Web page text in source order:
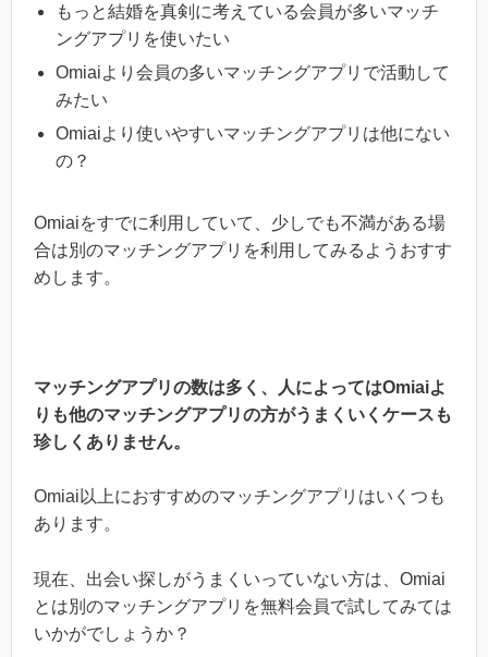
もっと結婚を真剣に考えている会員が多いマッチ
ングアプリを使いたい
Omiaiより会員の多いマッチングアプリで活動して
みたい
Omiaiより使いやすいマッチングアプリは他にない
の？
Omiaiをすでに利用していて、少しでも不満がある場
合は別のマッチングアプリを利用してみるようおすす
めします。
マッチングアプリの数は多く、人によってはOmiaiよ
りも他のマッチングアプリの方がうまくいくケースも
珍しくありません。
Omiai以上におすすめのマッチングアプリはいくつも
あります。
現在、出会い探しがうまくいっていない方は、Omiai
とは別のマッチングアプリを無料会員で試してみては
いかがでしょうか？